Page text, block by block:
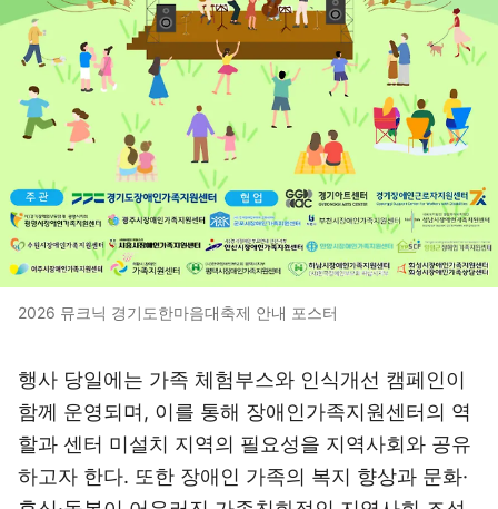
2026 뮤크닉 경기도한마음대축제 안내 포스터
행사 당일에는 가족 체험부스와 인식개선 캠페인이
함께 운영되며, 이를 통해 장애인가족지원센터의 역
할과 센터 미설치 지역의 필요성을 지역사회와 공유
하고자 한다. 또한 장애인 가족의 복지 향상과 문화·